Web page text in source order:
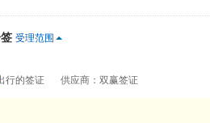
受理范围
行的签证 供应商：双赢签证